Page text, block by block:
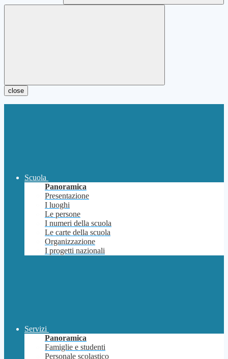
close
Scuola
Panoramica
Presentazione
I luoghi
Le persone
I numeri della scuola
Le carte della scuola
Organizzazione
I progetti nazionali
Servizi
Panoramica
Famiglie e studenti
Personale scolastico